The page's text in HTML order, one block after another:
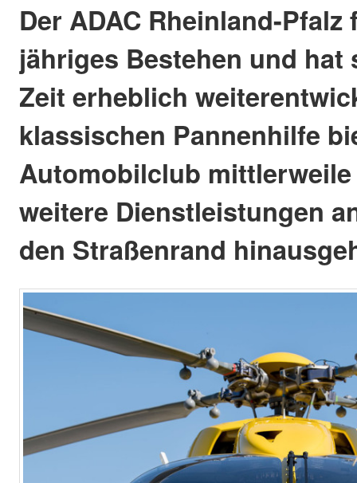
Der ADAC Rheinland-
jähriges Bestehen und hat
Zeit erheblich
klassischen Pannenhilfe
Automobilclub
weitere Dienstleistungen
den Straßenrand